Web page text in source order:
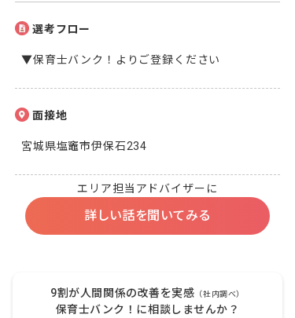
選考フロー
▼保育士バンク！よりご登録ください
面接地
宮城県塩竈市伊保石234
エリア担当アドバイザーに
詳しい話を聞いてみる
9割が人間関係の改善を実感 （社内調べ）
保育士バンク！に相談しませんか？